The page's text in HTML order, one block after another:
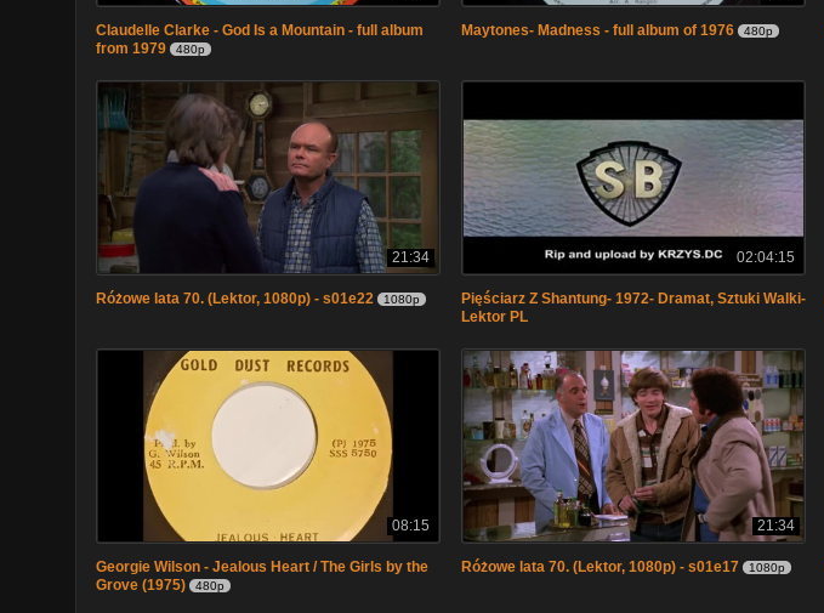
Claudelle Clarke - God Is a Mountain - full album
from 1979
480p
Maytones- Madness - full album of 1976 480p
21:34
Różowe lata 70. (Lektor, 1080p) - s01e22 1080p
02:04:15
Pięściarz Z Shantung- 1972- Dramat, Sztuki Walki-
Lektor PL
08:15
Georgie Wilson - Jealous Heart / The Girls by the
Grove (1975)
480p
21:34
Różowe lata 70. (Lektor, 1080p) - s01e17 1080p